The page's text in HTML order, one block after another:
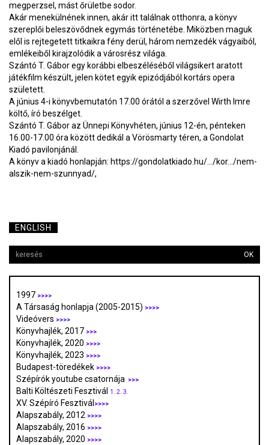
megperzsel, mást őrületbe sodor.
Akár menekülnének innen, akár itt találnak otthonra, a könyv
szereplői beleszövődnek egymás történetébe. Miközben maguk
elől is rejtegetett titkaikra fény derül, három nemzedék vágyaiból,
emlékeiből kirajzolódik a városrész világa.
Szántó T. Gábor egy korábbi elbeszéléséből világsikert aratott
játékfilm készült, jelen kötet egyik epizódjából kortárs opera
született.
A június 4-i könyvbemutatón 17.00 órától a szerzővel Wirth Imre
költő, író beszélget.
Szántó T. Gábor az Ünnepi Könyvhéten, június 12-én, pénteken
16.00-17.00 óra között dedikál a Vörösmarty téren, a Gondolat
Kiadó pavilonjánál.
A könyv a kiadó honlapján: https://gondolatkiado.hu/.../kor.../nem-
alszik-nem-szunnyad/,
ENGLISH
OK
1997 >>>>
A Társaság honlapja (2005-2015) >>>>
Videóvers >>>>
Könyvhajlék, 2017 >>>
Könyvhajlék, 2020 >>>>
Könyvhajlék, 2023 >>>>
Budapest-töredékek >>>>
Szépírók youtube csatornája >>>
Balti Költészeti Fesztivál 1. 2. 3.
XV. Szépíró Fesztivál >>>>
Alapszabály, 2012 >>>>
Alapszabály, 2016 >>>>
Alapszabály, 2020 >>>>